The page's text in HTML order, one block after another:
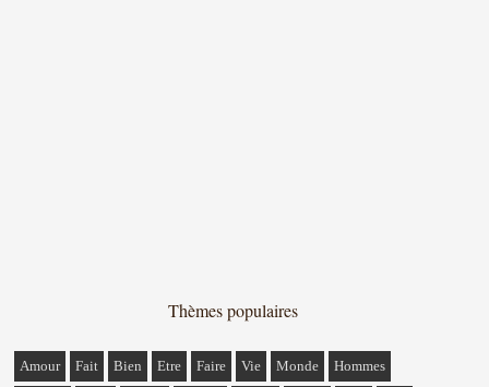
Thèmes populaires
Amour Fait Bien Etre Faire Vie Monde Hommes